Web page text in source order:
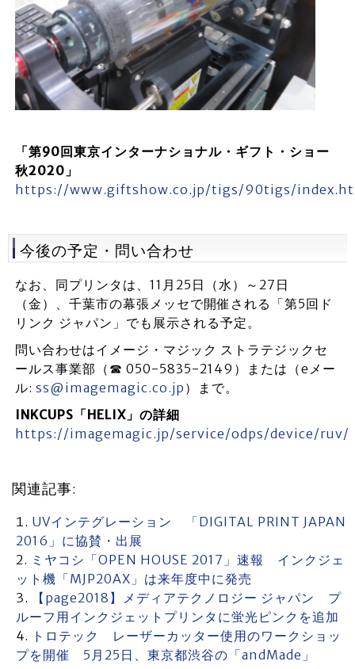
「第90回東京インターナショナル・ギフト・ショー
秋2020」
https://www.giftshow.co.jp/tigs/90tigs/
今後の予定・問い合わせ
なお、同プリンタは、11月25日（水）～27日
（金）、千葉市の幕張メッセで開催される「第5回ド
リンク ジャパン」でも展示される予定。
問い合わせはイメージ・マジック ストラテジックセ
ールス事業部（☎ 050-5835-2149）または（eメー
ル: ss@imagemagic.co.jp ）まで。
INKCUPS「HELIX」の詳細
https://imagemagic.jp/service/odps/device/ruv/
関連記事:
UVインテグレーション 「DIGITAL PRINT JAPAN
2016」に協賛・出展
ミヤコシ「OPEN HOUSE 2017」速報 インクジェ
ット機「MJP20AX」は来年度中に発売
【page2018】メディアテクノロジー ジャパン プ
ルーフ用インクジェットプリンタに蛍光ピンクを追加
トロテック レーザーカッター使用のワークショッ
プを開催 5月25日、東京都渋谷の「andMade」